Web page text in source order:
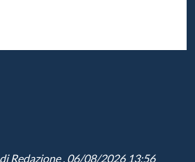
diRedazione, 06/08/2026 13:56